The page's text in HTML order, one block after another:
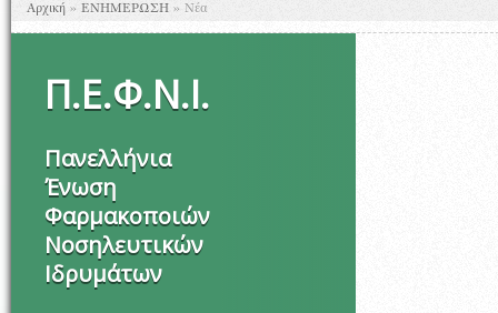
Είστε εδώ
Αρχική » ΕΝΗΜΕΡΩΣΗ » Νέα
Π.Ε.Φ.Ν.Ι.
Πανελλήνια
Ένωση
Φαρμακοποιών
Νοσηλευτικών
Ιδρυμάτων